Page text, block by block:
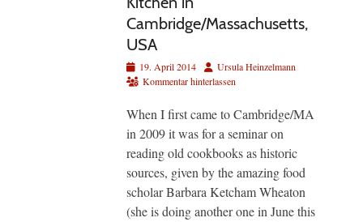
Cambridge/Massachusetts,
USA
Veröffentlicht
am
19. April 2014 AutorUrsula Heinzelmann
Kommentar hinterlassen
When I first came to Cambridge/MA
in 2009 it was for a seminar on
reading old cookbooks as historic
sources, given by the amazing food
scholar Barbara Ketcham Wheaton
(she is doing another one in June this